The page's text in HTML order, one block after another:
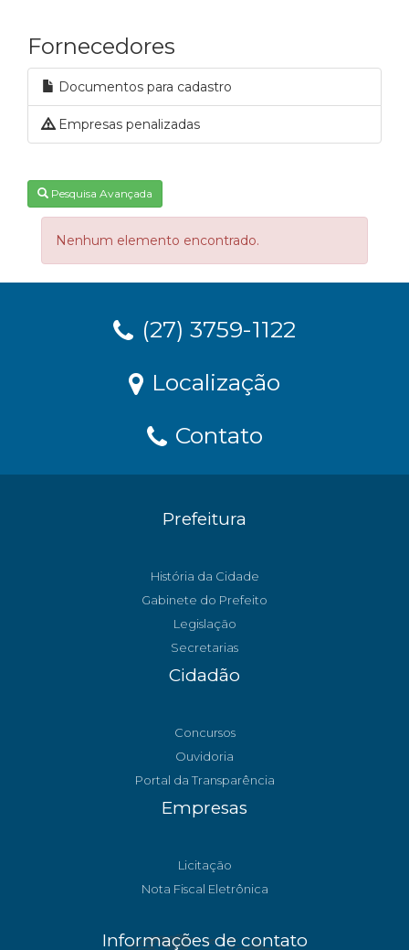
Fornecedores
Documentos para cadastro
Empresas penalizadas
Pesquisa Avançada
Nenhum elemento encontrado.
(27) 3759-1122
Localização
Contato
Prefeitura
História da Cidade
Gabinete do Prefeito
Legislação
Secretarias
Cidadão
Concursos
Ouvidoria
Portal da Transparência
Empresas
Licitação
Nota Fiscal Eletrônica
Informações de contato